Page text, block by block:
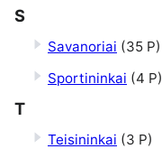
S
Savanoriai (35 P)
Sportininkai (4 P)
T
Teisininkai (3 P)